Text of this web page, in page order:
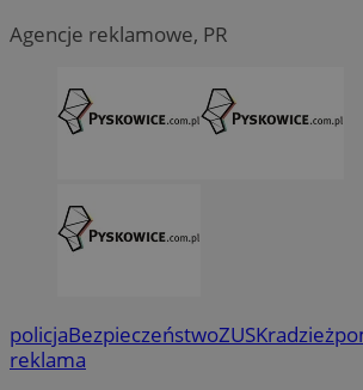
Agencje reklamowe, PR
policjaBezpieczeństwoZUSKradzież
reklama